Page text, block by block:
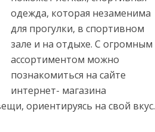
одежда, которая незаменима
для прогулки, в спортивном
зале и на отдыхе. С огромным
ассортиментом можно
познакомиться на сайте
интернет- магазина
ориентируясь на свой вкус.